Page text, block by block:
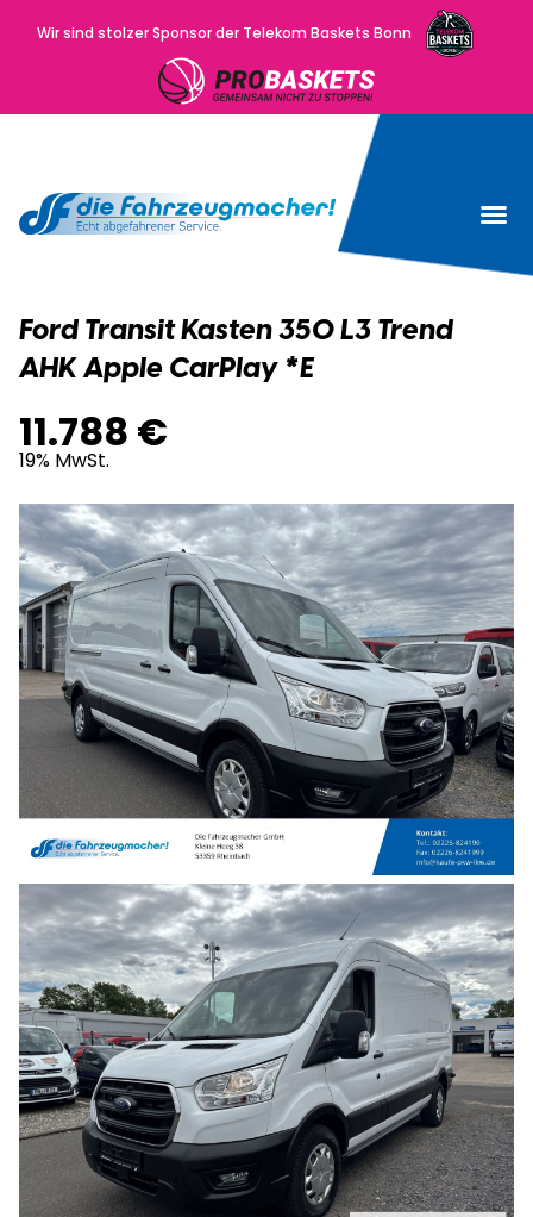
Wir sind stolzer Sponsor der Telekom Baskets Bonn
Ford Transit Kasten 350 L3 Trend
AHK Apple CarPlay *E
11.788 €
19% MwSt.